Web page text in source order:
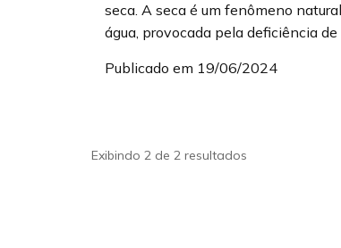
seca. A seca é um fenômeno
água, provocada pela deficiência de
Publicado em 19/06/2024
Exibindo 2 de 2 resultados